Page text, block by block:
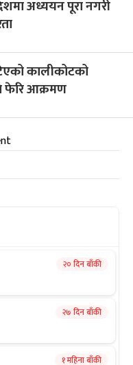
अध्ययन पूरा नगरी
कालीकोटको
फेरि आक्रमण
२० दिन बाँकी
२७ दिन बाँकी
१ महिना बाँकी